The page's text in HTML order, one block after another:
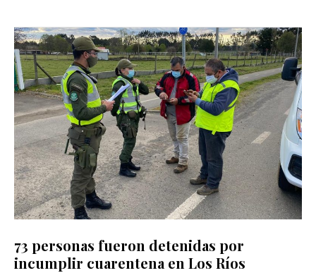
73 personas fueron detenidas por
incumplir cuarentena en Los Ríos